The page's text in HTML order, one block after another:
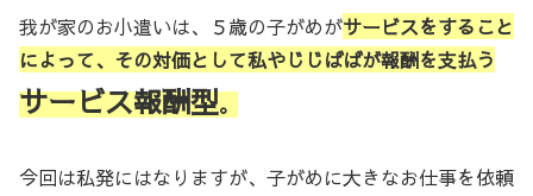
我が家のお小遣いは、５歳の子がめがサービスをすること
によって、その対価として私やじじばばが報酬を支払う
サービス報酬型。
今回は私発にはなりますが、子がめに大きなお仕事を依頼